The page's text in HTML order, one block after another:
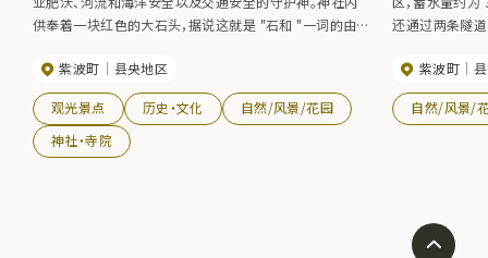
供奉着一块红色的大石头，据说这就是 "石和 "一词的由
龄 700 年的 "南宗之樱"，据说这棵樱花树是一棵相亲树，
每年春天都会吸引众多游客前来观赏。
紫波町 县央地区
观光景点 历史・文化
自然/风景/花园
神社・寺院
还通过两条隧
屈指可数的农
开放时间（5 月
上午 9:00-
紫波町
自然/风景/